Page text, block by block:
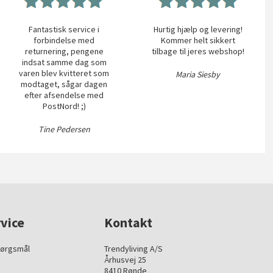
Fantastisk service i
forbindelse med
returnering, pengene
indsat samme dag som
varen blev kvitteret som
modtaget, sågar dagen
efter afsendelse med
PostNord! ;)
Tine Pedersen
Hurtig hjælp og levering!
Kommer helt sikkert
tilbage til jeres webshop!
Maria Siesby
Kontakt
Trendyliving A/S
Århusvej 25
8410 Rønde